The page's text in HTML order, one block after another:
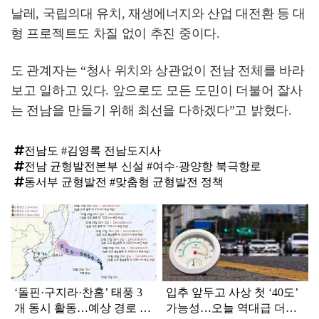
날레, 국립의대 유치, 재생에너지와 산업 대전환 등 대
형 프로젝트도 차질 없이 추진 중이다.
도 관계자는 “청사 위치와 상관없이 전남 전체를 바라
보고 일하고 있다. 앞으로도 모든 도민이 더불어 잘사
는 전남을 만들기 위해 최선을 다하겠다”고 밝혔다.
전남도 #김영록 전남도지사
전남 균형발전본부 신설 #여수·광양항 북극항로
동서부 균형발전 #맞춤형 균형발전 정책
탑
라
인
‘돌핀·구지라·찬홈’ 태풍 3
개 동시 활동…예상 경로 보
입추 앞두고 사상 첫 ‘40도’
가능성…오늘 역대급 더위